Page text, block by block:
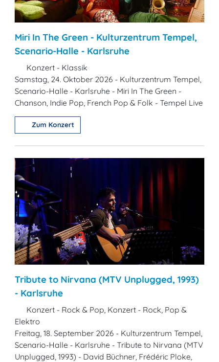
Miri In The Green - Kulturzentrum Tempel,
Scenario-Halle - Karlsruhe
Konzert - Klassik
Samstag, 24. Oktober 2026 - Kulturzentrum Tempel,
Scenario-Halle - Karlsruhe - Miri In The Green -
Chanson, Indie Pop, French Pop & Folk - Tempel Live
Zum Konzert
Tribute to Nirvana (MTV Unplugged, 1993)
- Karlsruhe
Konzert - Rock & Pop, Konzert - Rock, Pop &
Elektro
Freitag, 18. September 2026 - Kulturzentrum Tempel,
Scenario-Halle - Karlsruhe - Tribute to Nirvana (MTV
Unplugged, 1993) - David Büchner, Frédéric Ploke,